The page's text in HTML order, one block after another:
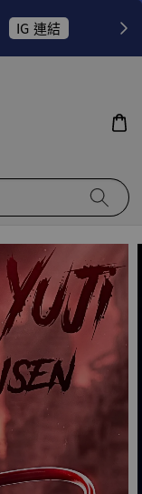
IG 連結